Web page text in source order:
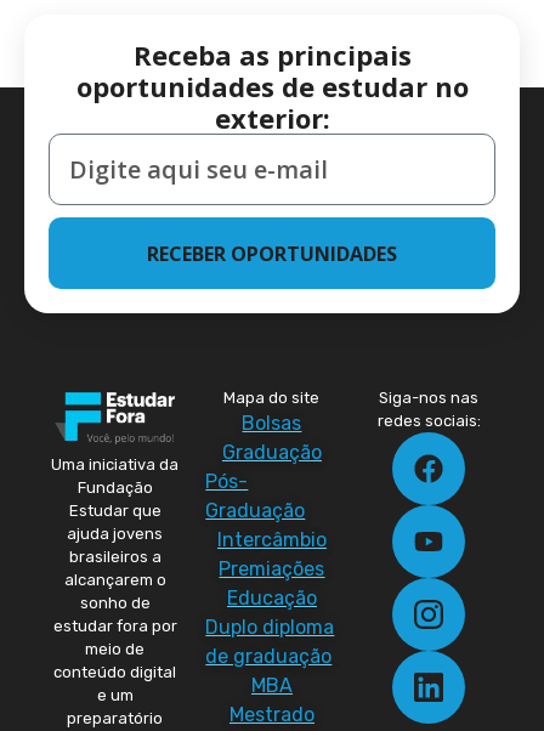
Receba as principais
oportunidades de estudar no
exterior:
RECEBER OPORTUNIDADES
Uma iniciativa da
Fundação
Estudar que
ajuda jovens
brasileiros a
alcançarem o
sonho de
estudar fora por
meio de
conteúdo digital
e um
preparatório
Mapa do site
Bolsas
Graduação
Pós-
Graduação
Intercâmbio
Premiações
Educação
Duplo diploma
de graduação
MBA
Mestrado
Siga-nos nas
redes sociais: